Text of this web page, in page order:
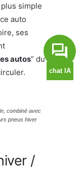
simple
auto
ses
autos” du
combiné avec
pneus hiver
/